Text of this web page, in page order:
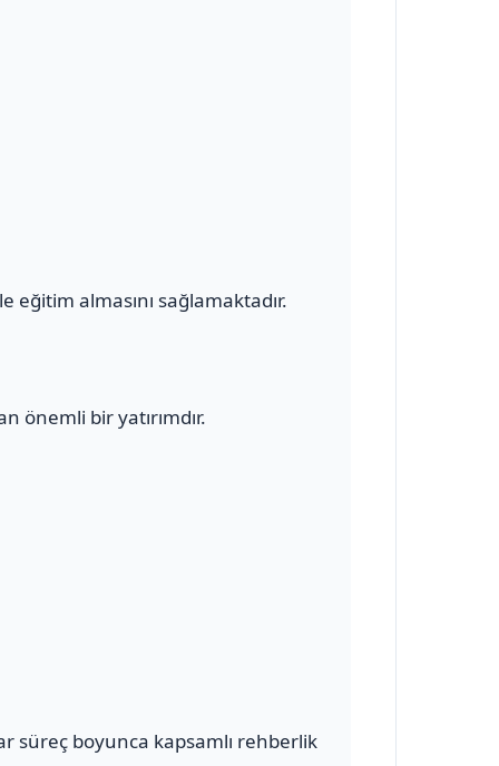
almasını sağlamaktadır.
önemli bir yatırımdır.
süreç boyunca kapsamlı rehberlik